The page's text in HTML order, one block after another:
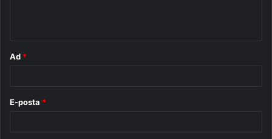
Ad *
E-posta *